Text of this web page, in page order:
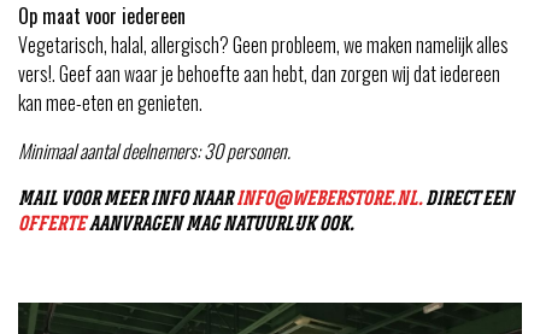
Op maat voor iedereen
Vegetarisch, halal, allergisch? Geen probleem, we maken namelijk alles
vers!. Geef aan waar je behoefte aan hebt, dan zorgen wij dat iedereen
kan mee-eten en genieten.
Minimaal aantal deelnemers: 30 personen.
MAIL VOOR MEER INFO NAARINFO@WEBERSTORE.NL.DIRECT EEN
OFFERTEAANVRAGEN MAG NATUURLIJK OOK.